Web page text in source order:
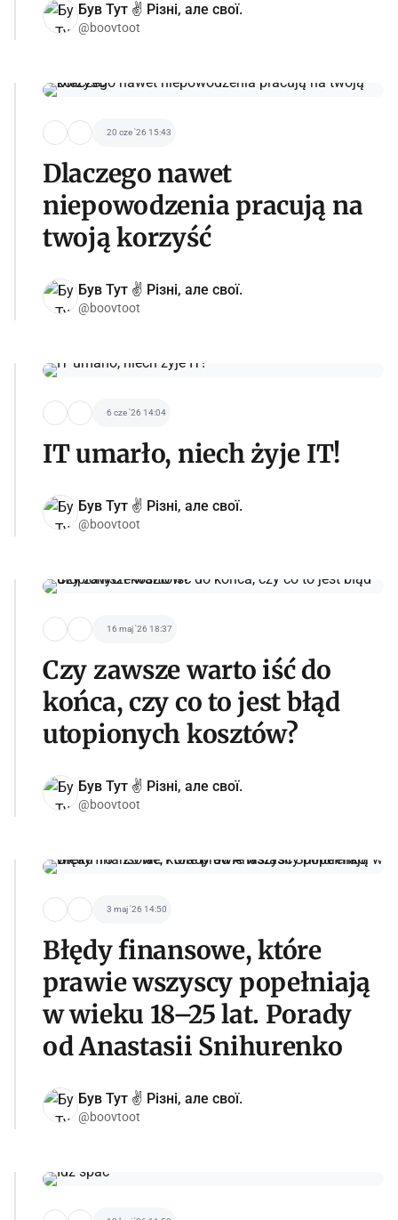
Був Тут ✌️ Різні, але свої.
@boovtoot
20 cze '26 15:43
Dlaczego nawet
niepowodzenia pracują na
twoją korzyść
Був Тут ✌️ Різні, але свої.
@boovtoot
6 cze '26 14:04
IT umarło, niech żyje IT!
Був Тут ✌️ Різні, але свої.
@boovtoot
16 maj '26 18:37
Czy zawsze warto iść do
końca, czy co to jest błąd
utopionych kosztów?
Був Тут ✌️ Різні, але свої.
@boovtoot
3 maj '26 14:50
Błędy finansowe, które
prawie wszyscy popełniają
w wieku 18–25 lat. Porady
od Anastasii Snihurenko
Був Тут ✌️ Різні, але свої.
@boovtoot